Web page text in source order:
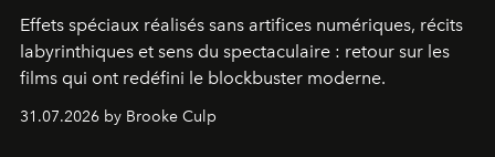
Effets spéciaux réalisés sans artifices numériques, récits
labyrinthiques et sens du spectaculaire : retour sur les
films qui ont redéfini le blockbuster moderne.
31.07.2026 by Brooke Culp